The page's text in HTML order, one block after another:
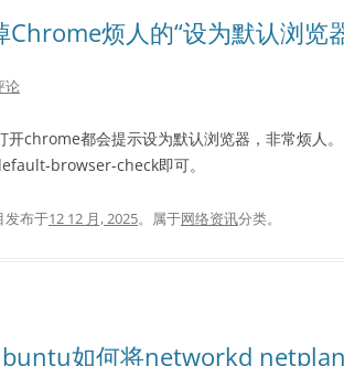
Chrome烦人的“设为默认浏览
论
开chrome都会提示设为默认浏览器，非常烦人
browser-check即可。
发布于12 12 月, 2025。属于网络资讯分类。
如何将networkd